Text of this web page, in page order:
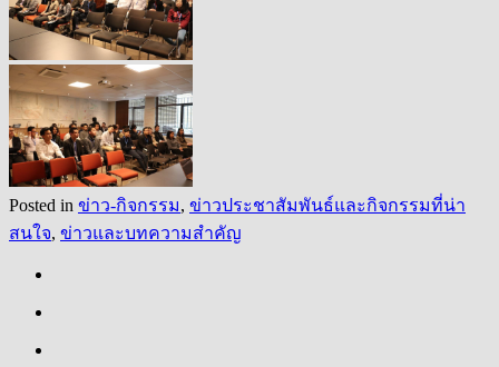
Posted in ข่าว-กิจกรรม, ข่าวประชาสัมพันธ์และกิจกรรมที่น่า
สนใจ, ข่าวและบทความสำคัญ